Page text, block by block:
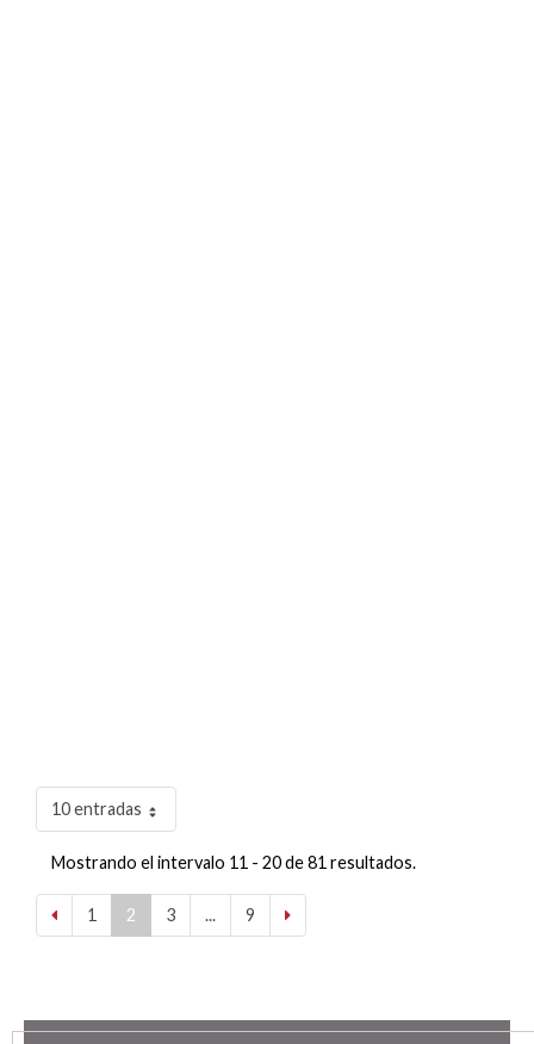
10 entradas
Mostrando el intervalo 11 - 20 de 81 resultados.
1 2 3 ... 9